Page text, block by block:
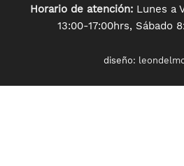
Horario de atención: Lunes a
13:00-17:00hrs, Sábado
diseño: